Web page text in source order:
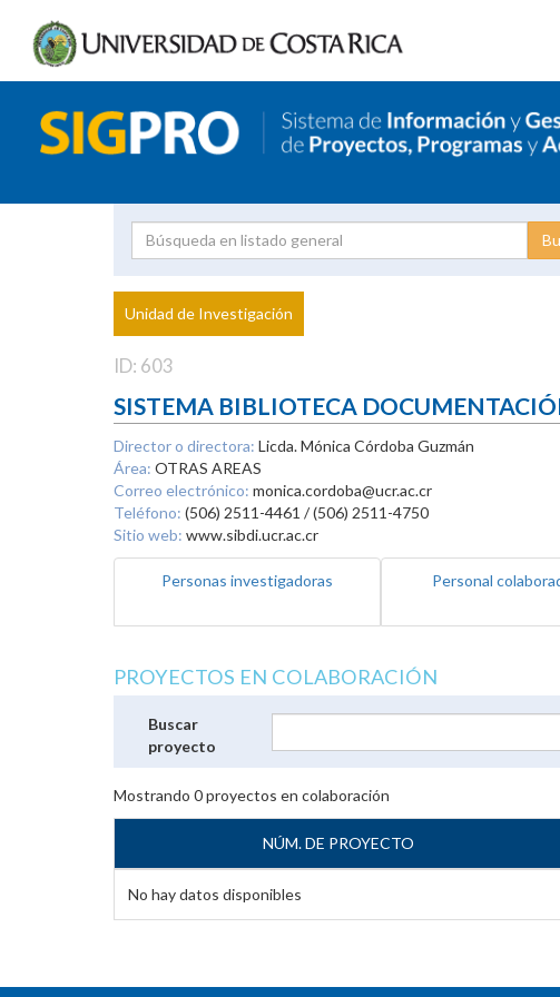
Proyecto
Investigador
Unidad de Investigación
ID: 603
SISTEMA BIBLIOTECA
Director o directora: Licda. Mónica Córdoba Guzmán
Área: OTRAS AREAS
Correo electrónico: monica.cordoba@ucr.ac.cr
Teléfono: (506) 2511-4461 / (506) 2511-4750
Sitio web: www.sibdi.ucr.ac.cr
Personas investigadoras Personal
PROYECTOS EN COLABORACIÓN
Buscar
proyecto
Mostrando 0proyectos en colaboración
NÚM. DE PROYECTO
No hay datos disponibles